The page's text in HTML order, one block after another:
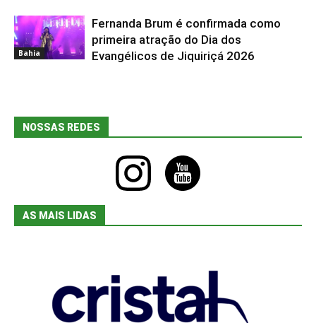
Bahia
Fernanda Brum é confirmada como
primeira atração do Dia dos
Evangélicos de Jiquiriçá 2026
NOSSAS REDES
instagram youtube
AS MAIS LIDAS